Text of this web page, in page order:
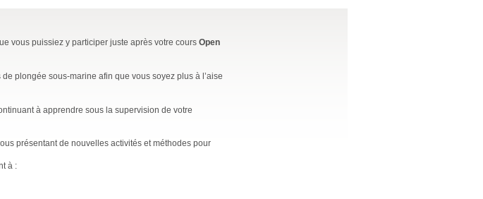
vous puissiez y participer juste après votre cours Open
plongée sous-marine afin que vous soyez plus à l’aise
à apprendre sous la supervision de votre
présentant de nouvelles activités et méthodes pour
à :